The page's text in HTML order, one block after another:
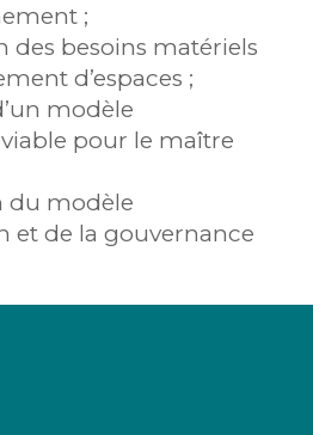
;
des besoins matériels
d’espaces ;
modèle
pour le maître
du modèle
et de la gouvernance